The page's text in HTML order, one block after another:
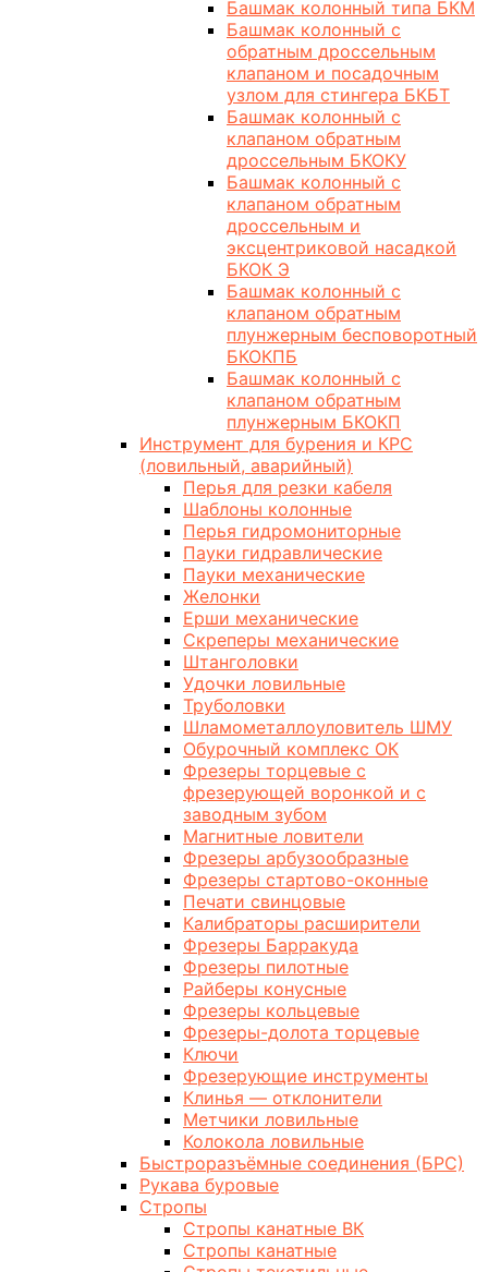
Башмак колонный типа БКМ
Башмак колонный с
обратным дроссельным
клапаном и посадочным
узлом для стингера БКБТ
Башмак колонный с
клапаном обратным
дроссельным БКОКУ
Башмак колонный с
клапаном обратным
дроссельным и
эксцентриковой насадкой
БКОК Э
Башмак колонный с
клапаном обратным
плунжерным бесповоротный
БКОКПБ
Башмак колонный с
клапаном обратным
плунжерным БКОКП
Инструмент для бурения и КРС
(ловильный, аварийный)
Перья для резки кабеля
Шаблоны колонные
Перья гидромониторные
Пауки гидравлические
Пауки механические
Желонки
Ерши механические
Скреперы механические
Штанголовки
Удочки ловильные
Труболовки
Шламометаллоуловитель ШМУ
Обурочный комплекс ОК
Фрезеры торцевые с
фрезерующей воронкой и с
заводным зубом
Магнитные ловители
Фрезеры арбузообразные
Фрезеры стартово-оконные
Печати свинцовые
Калибраторы расширители
Фрезеры Барракуда
Фрезеры пилотные
Райберы конусные
Фрезеры кольцевые
Фрезеры-долота торцевые
Ключи
Фрезерующие инструменты
Клинья — отклонители
Метчики ловильные
Колокола ловильные
Быстроразъёмные соединения (БРС)
Рукава буровые
Стропы
Стропы канатные ВК
Стропы канатные